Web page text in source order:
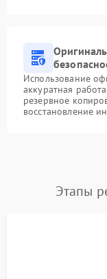
Использование
аккуратная
резервное
восстановление
Этапы